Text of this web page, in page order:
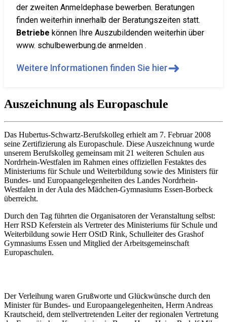
der zweiten Anmeldephase bewerben. Beratungen
finden weiterhin innerhalb der Beratungszeiten statt.
Betriebe können Ihre Auszubildenden weiterhin über
www. schulbewerbung.de anmelden .
Weitere Informationen finden Sie hier➜
Auszeichnung als Europaschule
Das Hubertus-Schwartz-Berufskolleg erhielt am 7. Februar 2008
seine Zertifizierung als Europaschule. Diese Auszeichnung wurde
unserem Berufskolleg gemeinsam mit 21 weiteren Schulen aus
Nordrhein-Westfalen im Rahmen eines offiziellen Festaktes des
Ministeriums für Schule und Weiterbildung sowie des Ministers für
Bundes- und Europaangelegenheiten des Landes Nordrhein-
Westfalen in der Aula des Mädchen-Gymnasiums Essen-Borbeck
überreicht.
Durch den Tag führten die Organisatoren der Veranstaltung selbst:
Herr RSD Keferstein als Vertreter des Ministeriums für Schule und
Weiterbildung sowie Herr OStD Rink, Schulleiter des Grashof
Gymnasiums Essen und Mitglied der Arbeitsgemeinschaft
Europaschulen.
Der Verleihung waren Grußworte und Glückwünsche durch den
Minister für Bundes- und Europaangelegenheiten, Herrn Andreas
Krautscheid, dem stellvertretenden Leiter der regionalen Vertretung